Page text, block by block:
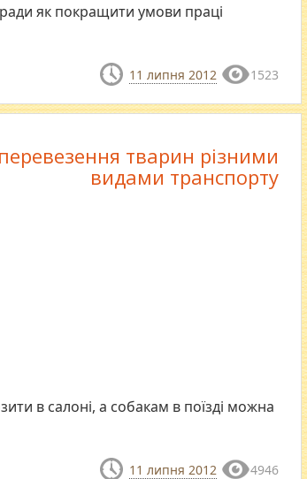
як покращити умови праці
11 липня 2012 1523
тварин різними
видами транспорту
в салоні, а собакам в поїзді можна
11 липня 2012 4946